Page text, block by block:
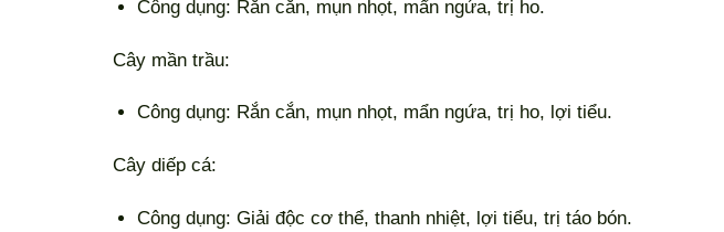
Công dụng: Rắn cắn, mụn nhọt, mẩn ngứa, trị ho.
Cây mần trầu:
Công dụng: Rắn cắn, mụn nhọt, mẩn ngứa, trị ho, lợi tiểu.
Cây diếp cá:
Công dụng: Giải độc cơ thể, thanh nhiệt, lợi tiểu, trị táo bón.